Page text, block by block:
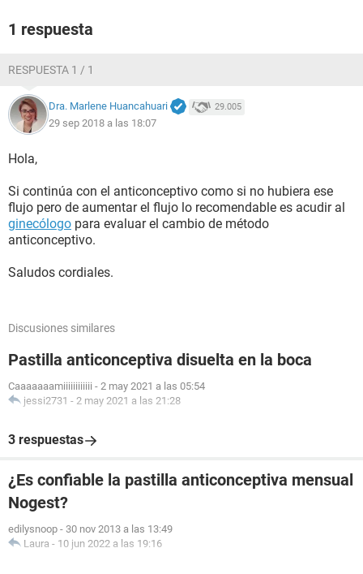
1 respuesta
RESPUESTA 1 / 1
Dra. Marlene Huancahuari 29.005
29 sep 2018 a las 18:07
Hola,
Si continúa con el anticonceptivo como si no hubiera ese
flujo pero de aumentar el flujo lo recomendable es acudir al
ginecólogo para evaluar el cambio de método
anticonceptivo.
Saludos cordiales.
Discusiones similares
Pastilla anticonceptiva disuelta en la boca
Caaaaaaamiiiiiiiiiiii - 2 may 2021 a las 05:54
jessi2731 - 2 may 2021 a las 21:28
3 respuestas
¿Es confiable la pastilla anticonceptiva mensual
Nogest?
edilysnoop - 30 nov 2013 a las 13:49
Laura - 10 jun 2022 a las 19:16